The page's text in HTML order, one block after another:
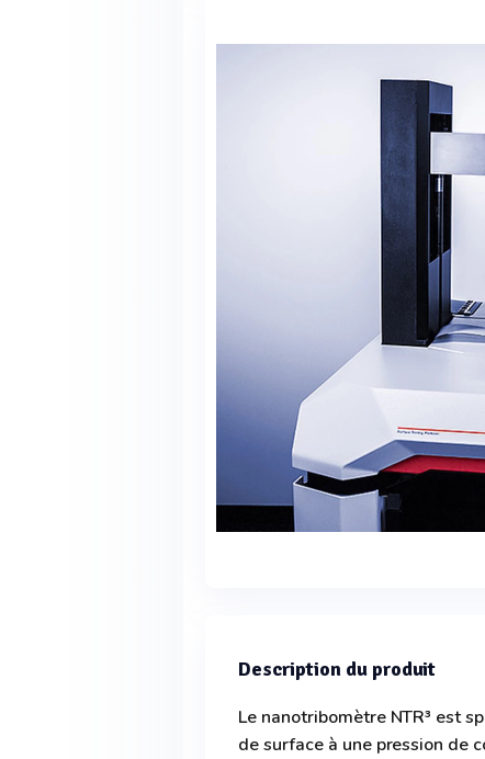
Description du produit
Le nanotribomètre NTR³ est
de surface à une pression de